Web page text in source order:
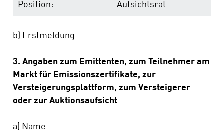
Position:
Aufsichtsrat
b) Erstmeldung
3. Angaben zum Emittenten, zum Teilnehmer am
Markt für Emissionszertifikate, zur
Versteigerungsplattform, zum Versteigerer
oder zur Auktionsaufsicht
a) Name